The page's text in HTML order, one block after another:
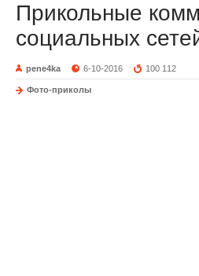
Прикольные
социальных
pene4ka 6-10-2016 100 112
Фото-приколы